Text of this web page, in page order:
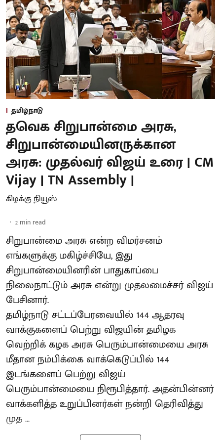
தமிழ்நாடு
தவெக சிறுபான்மை அரசு,
சிறுபான்மையினருக்கான
அரசு: முதல்வர் விஜய் உரை | CM
Vijay | TN Assembly |
கிழக்கு நியூஸ்
2 min read
சிறுபான்மை அரசு என்ற விமர்சனம்
எங்களுக்கு மகிழ்ச்சியே, இது
சிறுபான்மையினரின் பாதுகாப்பை
நிலைநாட்டும் அரசு என்று முதலமைச்சர் விஜய்
பேசினார்.
தமிழ்நாடு சட்டப்பேரவையில் 144 ஆதரவு
வாக்குகளைப் பெற்று விஜயின் தமிழக
வெற்றிக் கழக அரசு பெரும்பான்மையை அரசு
மீதான நம்பிக்கை வாக்கெடுப்பில் 144
இடங்களைப் பெற்று விஜய்
பெரும்பான்மையை நிரூபித்தார். அதன்பின்னர்
வாக்களித்த உறுப்பினர்கள் நன்றி தெரிவித்து
முத ...